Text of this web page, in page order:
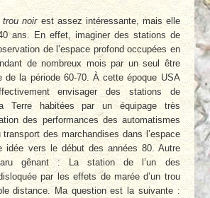
trou noirest assez intéressante, mais elle
ans. En effet, imaginer des stations de
de l’espace profond occupées en
de nombreux mois par un seul être
de la période 60-70. À cette époque USA
envisager des stations de
Terre habitées par un équipage très
des performances des automatismes
des marchandises dans l’espace
vers le début des années 80. Autre
gênant : La station de l’un des
par les effets de marée d’un trou
distance. Ma question est la suivante :